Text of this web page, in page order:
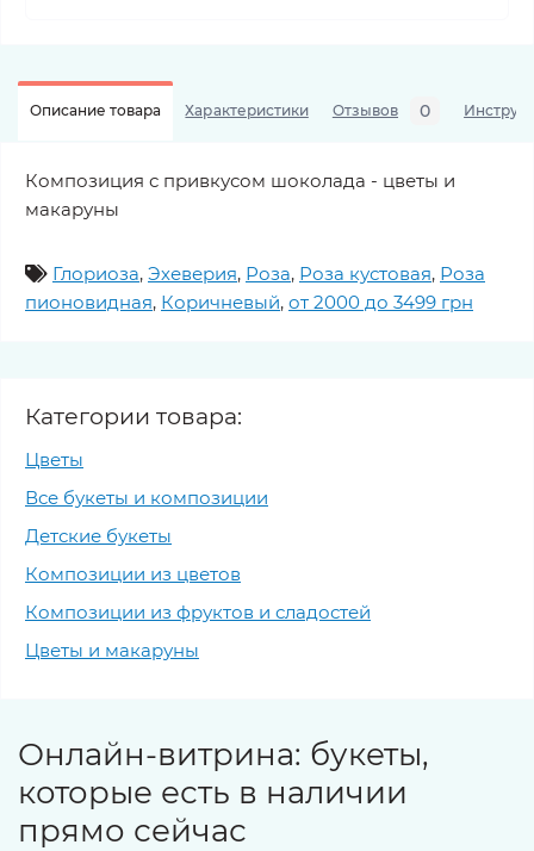
Описание товара Характеристики Отзывов 0
Композиция с привкусом шоколада - цветы и
макаруны
Глориоза, Эхеверия, Роза, Роза кустовая, Роза
пионовидная, Коричневый, от 2000 до 3499 грн
Категории товара:
Цветы
Все букеты и композиции
Детские букеты
Композиции из цветов
Композиции из фруктов и сладостей
Цветы и макаруны
Онлайн-витрина: букеты,
которые есть в наличии
прямо сейчас